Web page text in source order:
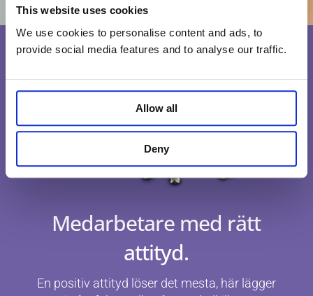
This website uses cookies
We use cookies to personalise content and ads, to
provide social media features and to analyse our traffic.
Allow all
Deny
Medarbetare med rätt
attityd.
En positiv attityd löser det mesta, här lägger